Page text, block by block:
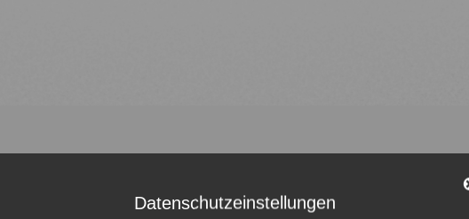
Datenschutzeinstellungen